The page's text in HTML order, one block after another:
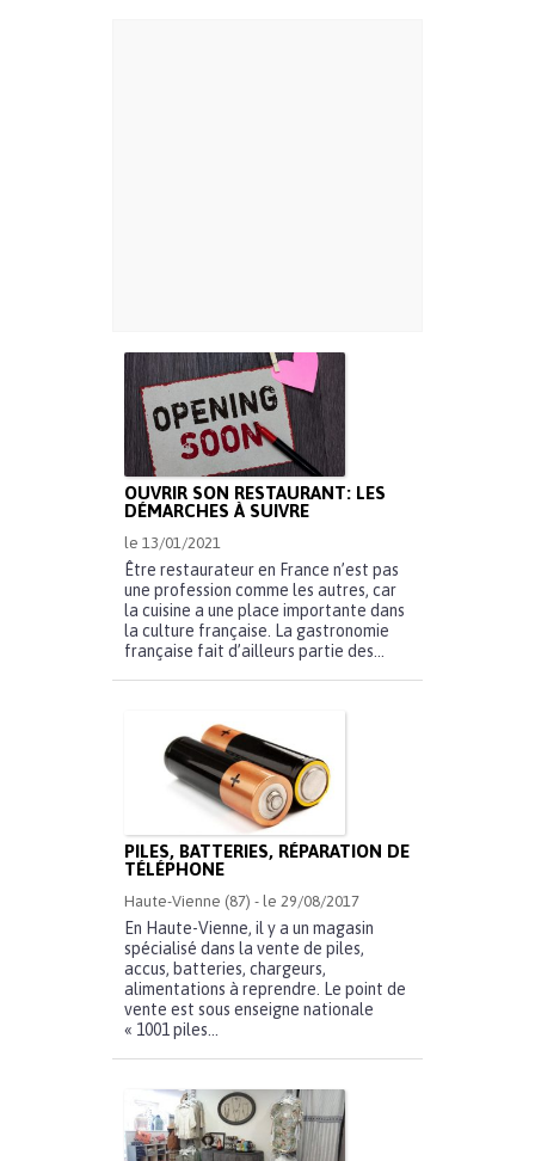
OUVRIR SON RESTAURANT: LES
DÉMARCHES À SUIVRE
le 13/01/2021
Être restaurateur en France n’est pas
une profession comme les autres, car
la cuisine a une place importante dans
la culture française. La gastronomie
française fait d’ailleurs partie des...
PILES, BATTERIES, RÉPARATION DE
TÉLÉPHONE
Haute-Vienne (87) - le 29/08/2017
En Haute-Vienne, il y a un magasin
spécialisé dans la vente de piles,
accus, batteries, chargeurs,
alimentations à reprendre. Le point de
vente est sous enseigne nationale
« 1001 piles...